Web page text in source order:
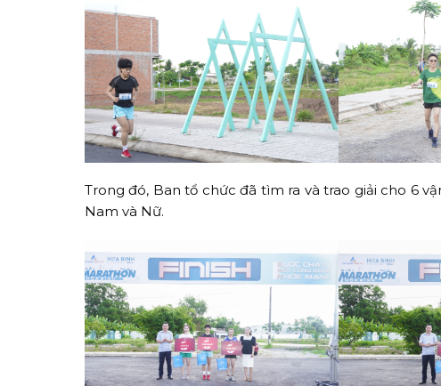
Trong đó, Ban tổ chức đã tìm ra và trao giải cho 6
Nam và Nữ.